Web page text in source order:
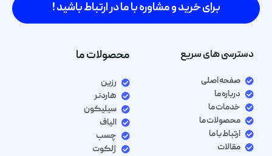
برای خرید و مشاوره با ما در ارتباط باشید !
دسترسی های سریع
صفحه اصلی
درباره ما
خدمات ما
محصولات ما
ارتباط با ما
مقالات
محصولات ما
رزین
هاردنر
سیلیکون
الیاف
چسب
ژلکوت